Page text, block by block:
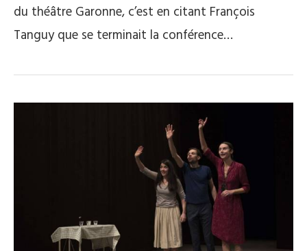
du théâtre Garonne, c’est en citant François
Tanguy que se terminait la conférence…